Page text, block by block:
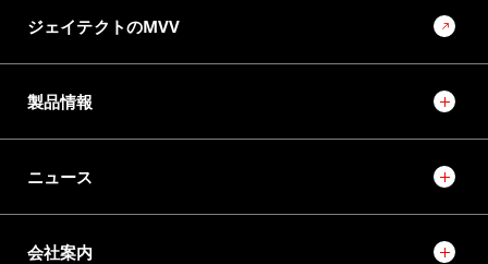
ジェイテクトのMVV
製品情報
ニュース
会社案内